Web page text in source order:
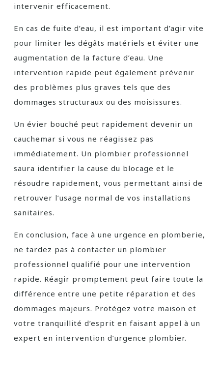
intervenir efficacement.
En cas de fuite d’eau, il est important d’agir vite
pour limiter les dégâts matériels et éviter une
augmentation de la facture d’eau. Une
intervention rapide peut également prévenir
des problèmes plus graves tels que des
dommages structuraux ou des moisissures.
Un évier bouché peut rapidement devenir un
cauchemar si vous ne réagissez pas
immédiatement. Un plombier professionnel
saura identifier la cause du blocage et le
résoudre rapidement, vous permettant ainsi de
retrouver l’usage normal de vos installations
sanitaires.
En conclusion, face à une urgence en plomberie,
ne tardez pas à contacter un plombier
professionnel qualifié pour une intervention
rapide. Réagir promptement peut faire toute la
différence entre une petite réparation et des
dommages majeurs. Protégez votre maison et
votre tranquillité d’esprit en faisant appel à un
expert en intervention d’urgence plombier.